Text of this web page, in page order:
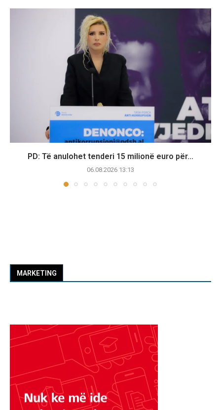
PD: Të anulohet tenderi 15 milionë euro për...
06.08.2026 13:13
MARKETING